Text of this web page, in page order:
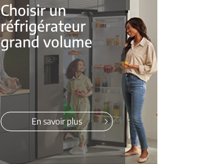
Choisir un
réfrigérateur
grand volume
En savoir plus